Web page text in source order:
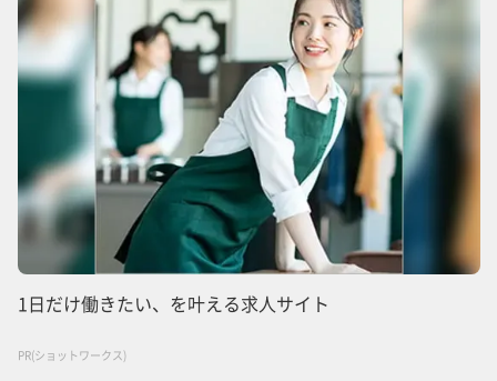
1日だけ働きたい、を叶える求人サイト
PR(ショットワークス)